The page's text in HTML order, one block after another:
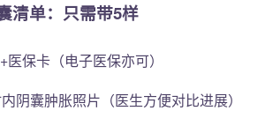
清单：只需带5样
医保卡（电子医保亦可）
阴囊肿胀照片（医生方便对比进展）